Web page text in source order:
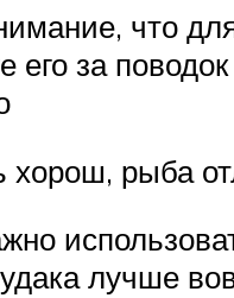
что для
его за
хорош, рыба
лучше